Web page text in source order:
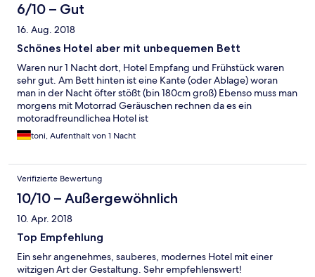
6/10 – Gut
16. Aug. 2018
Schönes Hotel aber mit unbequemen Bett
Waren nur 1 Nacht dort, Hotel Empfang und Frühstück waren
sehr gut. Am Bett hinten ist eine Kante (oder Ablage) woran
man in der Nacht öfter stößt (bin 180cm groß) Ebenso muss man
morgens mit Motorrad Geräuschen rechnen da es ein
motoradfreundlichea Hotel ist
toni, Aufenthalt von 1 Nacht
Verifizierte Bewertung
10/10 – Außergewöhnlich
10. Apr. 2018
Top Empfehlung
Ein sehr angenehmes, sauberes, modernes Hotel mit einer
witzigen Art der Gestaltung. Sehr empfehlenswert!